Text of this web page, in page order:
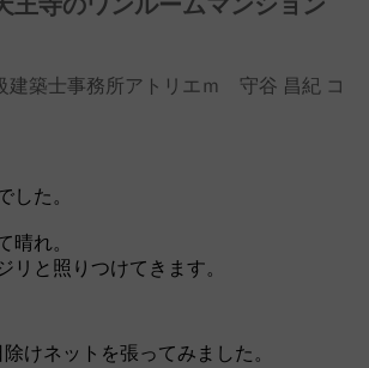
建築士事務所アトリエｍ 守谷 昌紀 コ
した。
晴れ。
リと照りつけてきます。
けネットを張ってみました。